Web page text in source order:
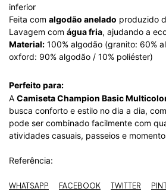
inferior
Feita com algodão anelado produzido
Lavagem com água fria, ajudando a
Material: 100% algodão (granito: 60%
oxford: 90% algodão / 10% poliéster)
Perfeito para:
A Camiseta Champion Basic
busca conforto e estilo no dia a dia,
pode ser combinado facilmente com
atividades casuais, passeios e
Referência:
WHATSAPP FACEBOOK TWITTER